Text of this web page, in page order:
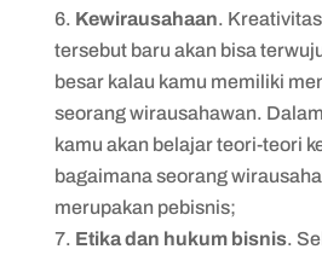
Kewirausahaan.
tersebut baru akan bisa
besar kalau kamu memiliki
seorang wirausahawan.
kamu akan belajar teori-teori
bagaimana seorang
merupakan pebisnis;
Etika dan hukum bisnis.